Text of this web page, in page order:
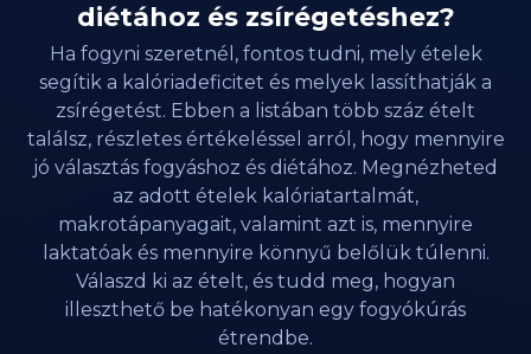
diétához és zsírégetéshez?
Ha fogyni szeretnél, fontos tudni, mely ételek
segítik a kalóriadeficitet és melyek lassíthatják a
zsírégetést. Ebben a listában több száz ételt
találsz, részletes értékeléssel arról, hogy mennyire
jó választás fogyáshoz és diétához. Megnézheted
az adott ételek kalóriatartalmát,
makrotápanyagait, valamint azt is, mennyire
laktatóak és mennyire könnyű belőlük túlenni.
Válaszd ki az ételt, és tudd meg, hogyan
illeszthető be hatékonyan egy fogyókúrás
étrendbe.